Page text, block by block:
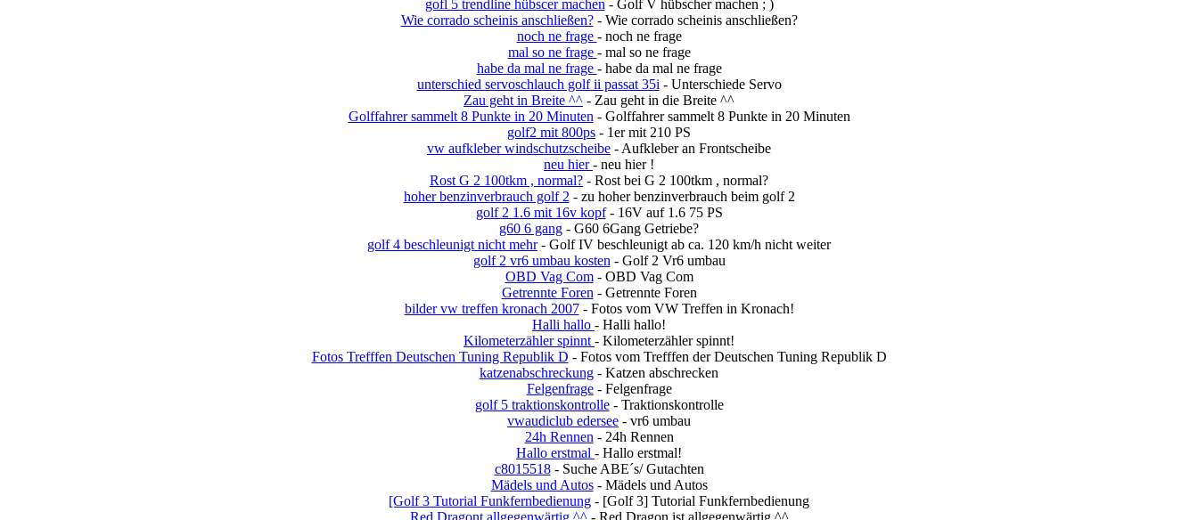
gofl 5 trendline hübscer machen - Golf V hübscher machen ; )
Wie corrado scheinis anschließen?- Wie corrado scheinis anschließen?
noch ne frage - noch ne frage
mal so ne frage - mal so ne frage
habe da mal ne frage - habe da mal ne frage
unterschied servoschlauch golf ii passat 35i - Unterschiede Servo
Zau geht in Breite ^^ - Zau geht in die Breite ^^
Golffahrer sammelt 8 Punkte in 20 Minuten - Golffahrer sammelt 8 Punkte in 20 Minuten
golf2 mit 800ps - 1er mit 210 PS
vw aufkleber windschutzscheibe - Aufkleber an Frontscheibe
neu hier- neu hier !
Rost G 2 100tkm , normal? - Rost bei G 2 100tkm , normal?
hoher benzinverbrauch golf 2 - zu hoher benzinverbrauch beim golf 2
golf 2 1.6 mit 16v kopf- 16V auf 1.6 75 PS
g60 6 gang - G60 6Gang Getriebe?
golf 4 beschleunigt nicht mehr- Golf IV beschleunigt ab ca. 120 km/h nicht weiter
golf 2 vr6 umbau kosten - Golf 2 Vr6 umbau
OBD Vag Com- OBD Vag Com
Getrennte Foren - Getrennte Foren
bilder vw treffen kronach 2007- Fotos vom VW Treffen in Kronach!
Halli hallo - Halli hallo!
Kilometerzähler spinnt - Kilometerzähler spinnt!
Fotos Trefffen Deutschen Tuning Republik D - Fotos vom Trefffen der Deutschen Tuning Republik D
katzenabschreckung - Katzen abschrecken
Felgenfrage- Felgenfrage
golf 5 traktionskontrolle- Traktionskontrolle
vwaudiclub edersee - vr6 umbau
24h Rennen - 24h Rennen
Hallo erstmal - Hallo erstmal!
c8015518- Suche ABE´s/ Gutachten
Mädels und Autos- Mädels und Autos
[Golf 3 Tutorial Funkfernbedienung - [Golf 3] Tutorial Funkfernbedienung
Red Dragont allgegenwärtig ^^- Red Dragon ist allgegenwärtig ^^